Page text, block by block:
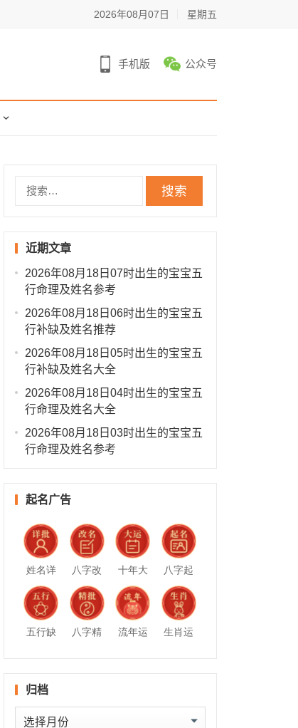
2026年08月07日 星期五
手机版 公众号
近期文章
2026年08月18日07时出生的宝宝五
行命理及姓名参考
2026年08月18日06时出生的宝宝五
行补缺及姓名推荐
2026年08月18日05时出生的宝宝五
行补缺及姓名大全
2026年08月18日04时出生的宝宝五
行命理及姓名大全
2026年08月18日03时出生的宝宝五
行命理及姓名参考
起名广告
姓名详
批
八字改
名
十年大
运
八字起
名
五行缺
八字精
流年运
生肖运
归档
归